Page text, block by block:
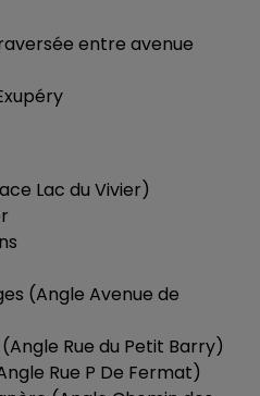
entre avenue
Lac du Vivier)
(Angle Avenue de
Rue du Petit Barry)
Rue P De Fermat)